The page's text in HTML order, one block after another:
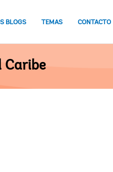
BLOGS TEMAS CONTACTO
Caribe